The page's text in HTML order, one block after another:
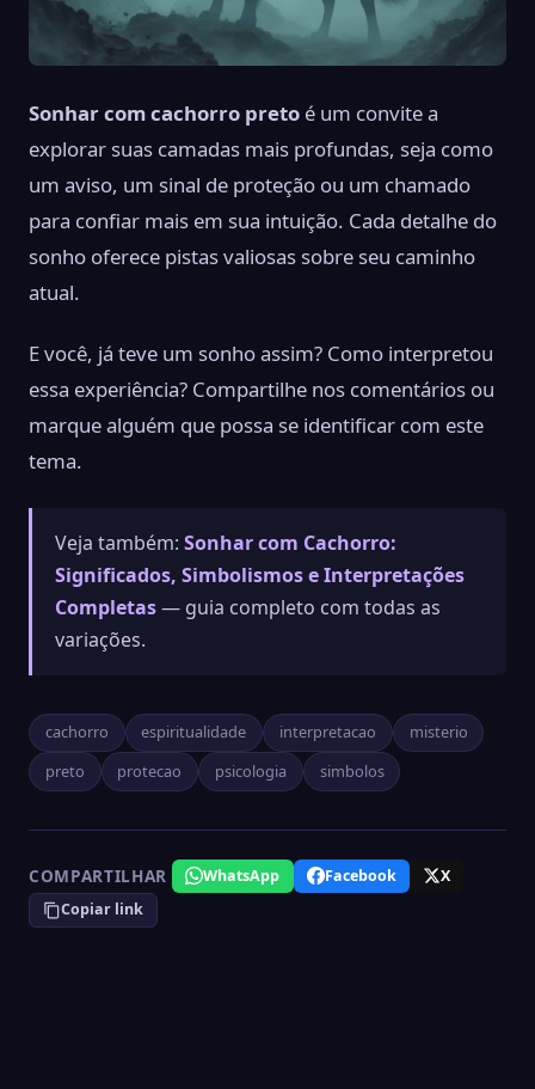
Sonhar com cachorro preto é um convite a
explorar suas camadas mais profundas, seja como
um aviso, um sinal de proteção ou um chamado
para confiar mais em sua intuição. Cada detalhe do
sonho oferece pistas valiosas sobre seu caminho
atual.
E você, já teve um sonho assim? Como interpretou
essa experiência? Compartilhe nos comentários ou
marque alguém que possa se identificar com este
tema.
Veja também:Sonhar com Cachorro:
Significados, Simbolismos e Interpretações
Completas— guia completo com todas as
variações.
cachorro espiritualidade interpretacao
misterio
preto
protecao psicologia simbolos
COMPARTILHAR WhatsApp Facebook
X
Copiar link